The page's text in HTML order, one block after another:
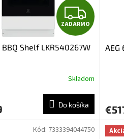
Z
A
D
A
R
M
ZADARMO
Shelf LKR540267W
Skladom
Do košíka
AEG
Kód: 7333394044750